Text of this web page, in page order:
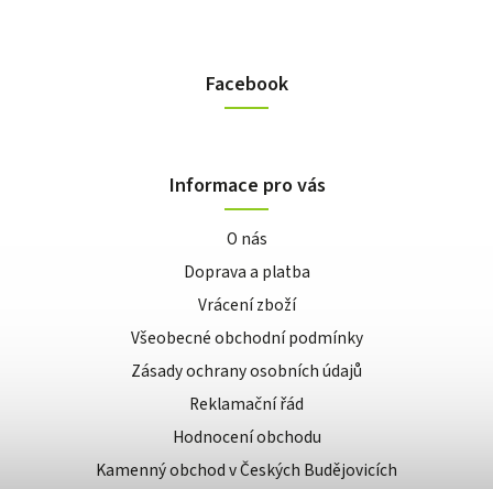
Facebook
Informace pro vás
O nás
Doprava a platba
Vrácení zboží
Všeobecné obchodní podmínky
Zásady ochrany osobních údajů
Reklamační řád
Hodnocení obchodu
Kamenný obchod v Českých Budějovicích